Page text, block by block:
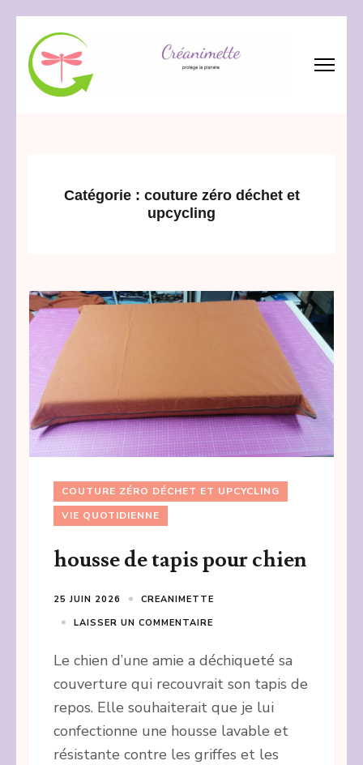
au
contenu
(Pressez
Catégorie : couture zéro déchet et
upcycling
COUTURE ZÉRO DÉCHET ET UPCYCLING
VIE QUOTIDIENNE
housse de tapis pour chien
25 JUIN 2026
CREANIMETTE
LAISSER UN COMMENTAIRE
Le chien d’une amie a déchiqueté sa
couverture qui recouvrait son tapis de
repos. Elle souhaiterait que je lui
confectionne une housse lavable et
résistante contre les griffes et les